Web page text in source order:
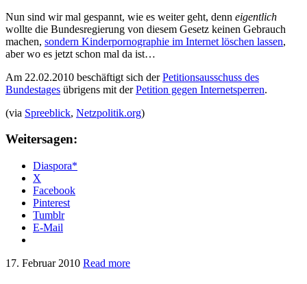
Nun sind wir mal gespannt, wie es weiter geht, denn eigentlich
wollte die Bundesregierung von diesem Gesetz keinen Gebrauch
machen, sondern Kinderpornographie im Internet löschen lassen,
aber wo es jetzt schon mal da ist…
Am 22.02.2010 beschäftigt sich derPetitionsausschuss des
Bundestages übrigens mit derPetition gegen Internetsperren.
(via Spreeblick, Netzpolitik.org)
Weitersagen:
Diaspora*
X
Facebook
Pinterest
Tumblr
E-Mail
17. Februar 2010 Read more